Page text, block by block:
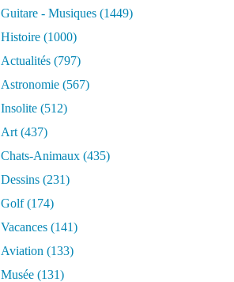
Guitare - Musiques (1449)
Histoire (1000)
Actualités (797)
Astronomie (567)
Insolite (512)
Art (437)
Chats-Animaux (435)
Dessins (231)
Golf(174)
Vacances (141)
Aviation (133)
Musée (131)